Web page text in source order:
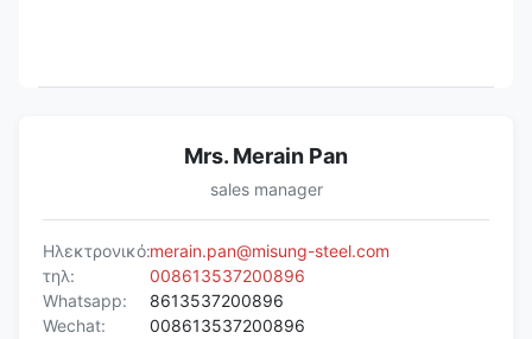
Mrs. Merain Pan
sales manager
Ηλεκτρονικό:merain.pan@misung-steel.com
τηλ:
008613537200896
Whatsapp:
8613537200896
Wechat:
008613537200896